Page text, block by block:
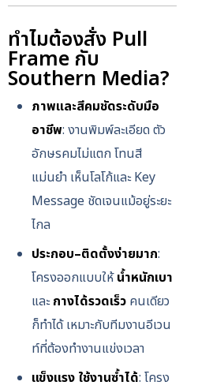
ทำไมต้องสั่ง Pull
Frame กับ
Southern Media?
ภาพและสีคมชัดระดับมือ
อาชีพ: งานพิมพ์ละเอียด ตัว
อักษรคมไม่แตก โทนสี
แม่นยำ เห็นโลโก้และ Key
Message ชัดเจนแม้อยู่ระยะ
ไกล
ประกอบ–ติดตั้งง่ายมาก:
โครงออกแบบให้น้ำหนักเบา
และกางได้รวดเร็ว คนเดียว
ก็ทำได้ เหมาะกับทีมงานอีเวน
ท์ที่ต้องทำงานแข่งเวลา
แข็งแรง ใช้งานซ้ำได้: โครง